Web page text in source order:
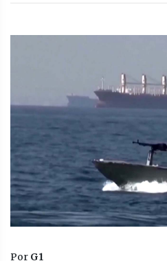
Por G1